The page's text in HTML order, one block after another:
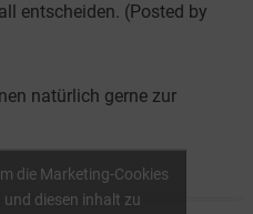
entscheiden. (Posted by
natürlich gerne zur
die Marketing-Cookies
und diesen inhalt zu